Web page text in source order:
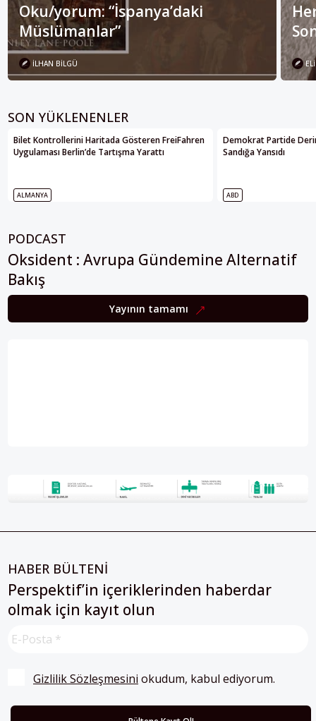
Oku/yorum: “İspanya’daki
Müslümanlar”
İLHAN BILGÜ
SON YÜKLENENLER
Bilet Kontrollerini Haritada Gösteren FreiFahren
Uygulaması Berlin’de Tartışma Yarattı
ALMANYA
Demokrat Partide
Sandığa Yansıdı
ABD
PODCAST
Oksident : Avrupa Gündemine Alternatif
Bakış
Yayının tamamı
HABER BÜLTENİ
Perspektif’in içeriklerinden haberdar
olmak için kayıt olun
Gizlilik Sözleşmesini okudum, kabul ediyorum.